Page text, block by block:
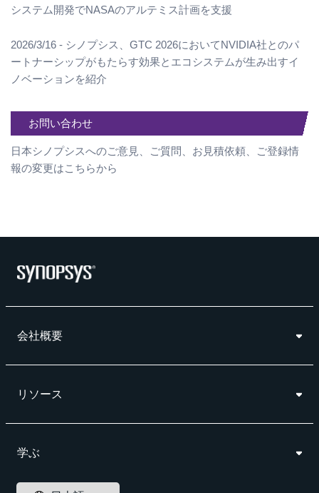
システム開発でNASAのアルテミス計画を支援
2026/3/16 - シノプシス、GTC 2026においてNVIDIA社とのパ
ートナーシップがもたらす効果とエコシステムが生み出すイ
ノベーションを紹介
お問い合わせ
日本シノプシスへのご意見、ご質問、お見積依頼、ご登録情
報の変更はこちらから
会社概要
リソース
学ぶ